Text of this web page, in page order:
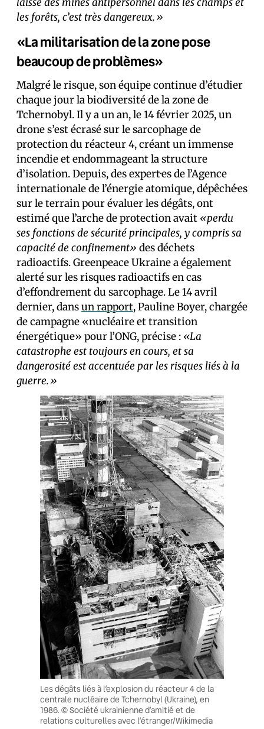
les forêts, c’est très dangereux.»
«La militarisation de la zone pose
beaucoup de problèmes»
Malgré le risque, son équipe continue d’étudier
chaque jour la biodiversité de la zone de
Tchernobyl. Il y a un an, le 14 février 2025, un
drone s’est écrasé sur le sarcophage de
protection du réacteur 4, créant un immense
incendie et endommageant la structure
d’isolation. Depuis, des expert·es de l’Agence
internationale de l’énergie atomique, dépêché·es
sur le terrain pour évaluer les dégâts, ont
estimé que l’arche de protection avait «perdu
ses fonctions de sécurité principales, y compris sa
capacité de confinement» des déchets
radioactifs. Greenpeace Ukraine a également
alerté sur les risques radioactifs en cas
d’effondrement du sarcophage. Le 14 avril
dernier, dansun rapport, Pauline Boyer, chargée
de campagne «nucléaire et transition
énergétique» pour l’ONG, précise : «La
catastrophe est toujours en cours, et sa
dangerosité est accentuée par les risques liés à la
guerre.»
Les dégâts liés à l’explosion du réacteur 4 de la
centrale nucléaire de Tchernobyl (Ukraine), en
1986. © Société ukrainienne d’amitié et de
relations culturelles avec l’étranger/Wikimedia